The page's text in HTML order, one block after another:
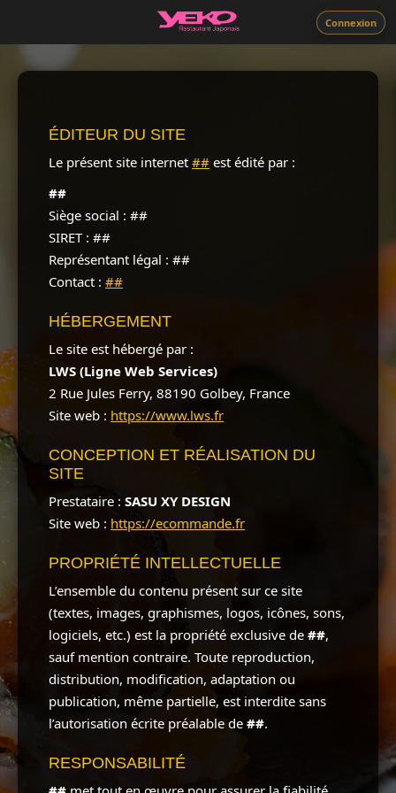
Connexion
ÉDITEUR DU SITE
Le présent site internet ## est édité par :
##
Siège social : ##
SIRET : ##
Représentant légal : ##
Contact : ##
HÉBERGEMENT
Le site est hébergé par :
LWS (Ligne Web Services)
2 Rue Jules Ferry, 88190 Golbey, France
Site web : https://www.lws.fr
CONCEPTION ET RÉALISATION DU
SITE
Prestataire : SASU XY DESIGN
Site web : https://ecommande.fr
PROPRIÉTÉ INTELLECTUELLE
L’ensemble du contenu présent sur ce site
(textes, images, graphismes, logos, icônes, sons,
logiciels, etc.) est la propriété exclusive de ##,
sauf mention contraire. Toute reproduction,
distribution, modification, adaptation ou
publication, même partielle, est interdite sans
l’autorisation écrite préalable de ##.
RESPONSABILITÉ